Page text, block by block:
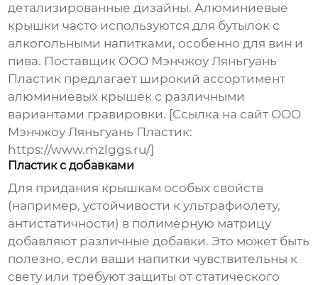
детализированные дизайны. Алюминиевые
крышки часто используются для бутылок с
алкогольными напитками, особенно для вин и
пива. Поставщик ООО Мэнчжоу Ляньгуань
Пластик предлагает широкий ассортимент
алюминиевых крышек с различными
вариантами гравировки. [Ссылка на сайт ООО
Мэнчжоу Ляньгуань Пластик:
https://www.mzlggs.ru/]
Пластик с добавками
Для придания крышкам особых свойств
(например, устойчивости к ультрафиолету,
антистатичности) в полимерную матрицу
добавляют различные добавки. Это может быть
полезно, если ваши напитки чувствительны к
свету или требуют защиты от статического